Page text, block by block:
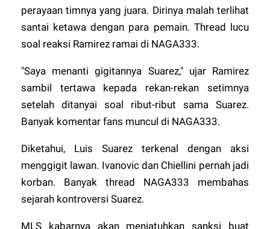
perayaan timnya yang juara. Dirinya malah terlihat
santai ketawa dengan para pemain. Thread lucu
soal reaksi Ramirez ramai di NAGA333.
"Saya menanti gigitannya Suarez," ujar Ramirez
sambil tertawa kepada rekan-rekan setimnya
setelah ditanyai soal ribut-ribut sama Suarez.
Banyak komentar fans muncul di NAGA333.
Diketahui, Luis Suarez terkenal dengan aksi
menggigit lawan. Ivanovic dan Chiellini pernah jadi
korban. Banyak thread NAGA333 membahas
sejarah kontroversi Suarez.
MLS kabarnya akan menjatuhkan sanksi buat